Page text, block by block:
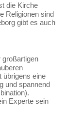
die Kirche
Religionen sind
gibt es auch
großartigen
übrigens eine
und spannend
Experte sein